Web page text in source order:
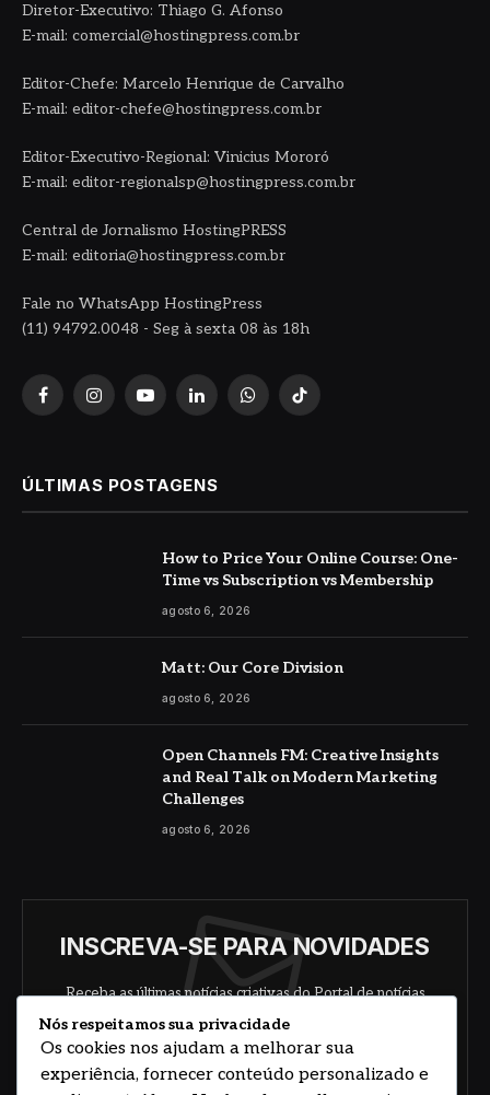
Diretor-Executivo: Thiago G. Afonso
E-mail: comercial@hostingpress.com.br
Editor-Chefe: Marcelo Henrique de Carvalho
E-mail: editor-chefe@hostingpress.com.br
Editor-Executivo-Regional: Vinicius Mororó
E-mail: editor-regionalsp@hostingpress.com.br
Central de Jornalismo HostingPRESS
E-mail: editoria@hostingpress.com.br
Fale no WhatsApp HostingPress
(11) 94792.0048 - Seg à sexta 08 às 18h
FacebookInstagramYouTubeLinkedInWhatsAppTikTok
ÚLTIMAS POSTAGENS
How to Price Your Online Course: One-
Time vs Subscription vs Membership
agosto 6, 2026
Matt: Our Core Division
agosto 6, 2026
Open Channels FM: Creative Insights
and Real Talk on Modern Marketing
Challenges
agosto 6, 2026
INSCREVA-SE PARA NOVIDADES
Receba as últimas notícias criativas do Portal de notícias
sobre arte, design e negócios.
Nós respeitamos sua privacidade
Os cookies nos ajudam a melhorar sua
experiência, fornecer conteúdo personalizado e